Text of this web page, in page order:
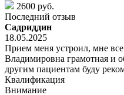
2600 руб.
Последний отзыв
Садриддин
18.05.2025
Прием меня устроил, мне
Владимировна грамотная и
другим пациентам буду
Квалификация
Внимание